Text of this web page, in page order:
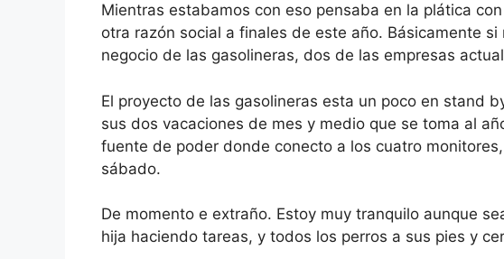
Mientras estabamos con eso pensaba en la plática
otra razón social a finales de este año. Básicamente
negocio de las gasolineras, dos de las empresas
El proyecto de las gasolineras esta un poco en stand
sus dos vacaciones de mes y medio que se toma al
fuente de poder donde conecto a los cuatro
sábado.
De momento e extraño. Estoy muy tranquilo aunque
hija haciendo tareas, y todos los perros a sus pies y